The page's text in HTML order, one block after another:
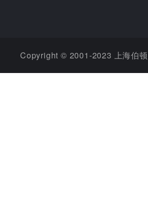
Copyright © 2001-2023 上海伯